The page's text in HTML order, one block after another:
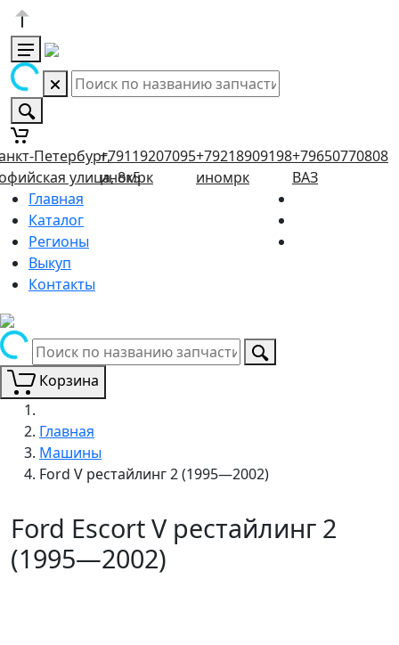
Петербург,
улица, 8к5
+79119207095
иномрк
+79218909198
иномрк
+79650770808
ВАЗ
Главная
Каталог
Регионы
Выкуп
Контакты
Корзина
Главная
Машины
Ford V рестайлинг 2 (1995—2002)
Ford Escort V рестайлинг 2
(1995—2002)